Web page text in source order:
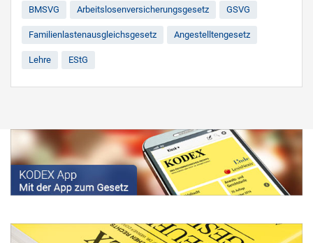
BMSVG Arbeitslosenversicherungsgesetz GSVG
Familienlastenausgleichsgesetz Angestelltengesetz
Lehre EStG